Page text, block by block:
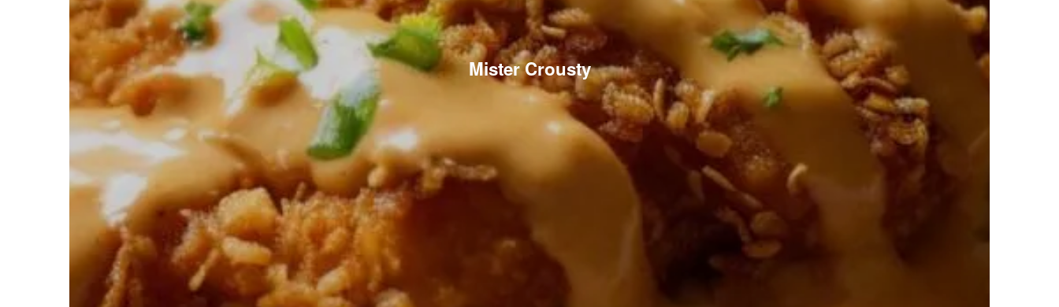
Mister Crousty